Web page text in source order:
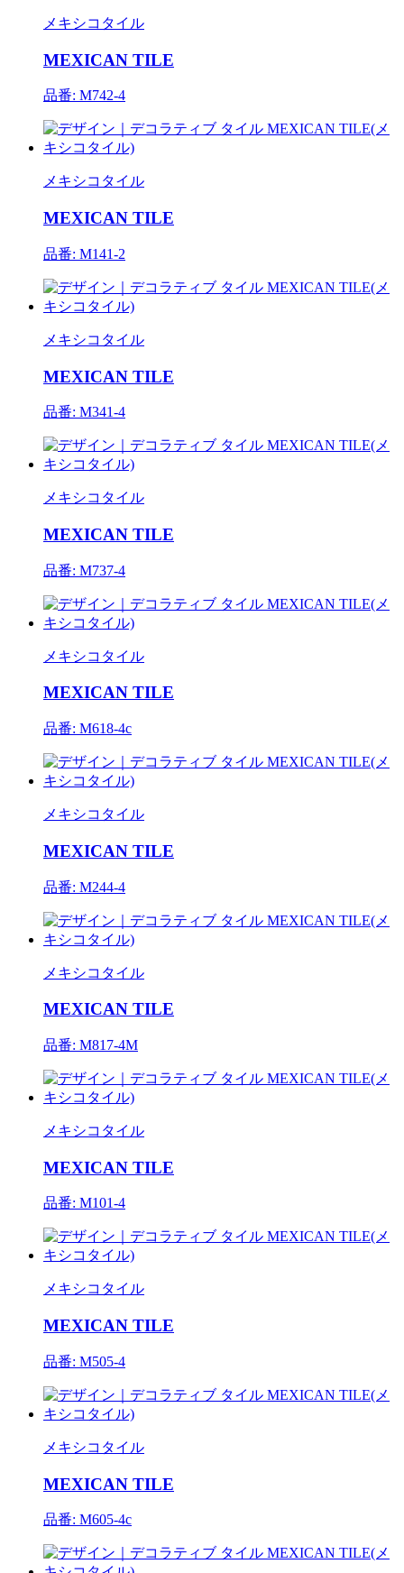
メキシコタイル
MEXICAN TILE
品番: M742-4
メキシコタイル
MEXICAN TILE
品番: M141-2
メキシコタイル
MEXICAN TILE
品番: M341-4
メキシコタイル
MEXICAN TILE
品番: M737-4
メキシコタイル
MEXICAN TILE
品番: M618-4c
メキシコタイル
MEXICAN TILE
品番: M244-4
メキシコタイル
MEXICAN TILE
品番: M817-4M
メキシコタイル
MEXICAN TILE
品番: M101-4
メキシコタイル
MEXICAN TILE
品番: M505-4
メキシコタイル
MEXICAN TILE
品番: M605-4c